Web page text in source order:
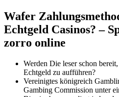
Wafer
Echtgeld Casinos? –
zorro online
Werden Die leser schon
Echtgeld zu aufführen?
Vereinigtes königreich
Gambing Commission unter